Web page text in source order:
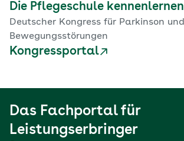
Die Pflegeschule kennenlernen
Deutscher Kongress für Parkinson und
Bewegungsstörungen
Kongressportal
Das Fachportal für
Leistungserbringer